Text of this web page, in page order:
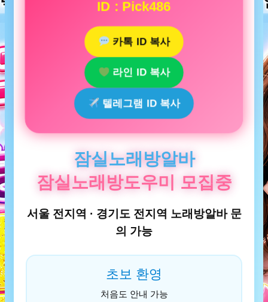
ID : Pick486
카톡 ID 복사
라인 ID 복사
텔레그램 ID 복사
잠실노래방알바
잠실노래방도우미 모집중
서울 전지역 · 경기도 전지역 노래방알바 문
의 가능
초보 환영
처음도 안내 가능